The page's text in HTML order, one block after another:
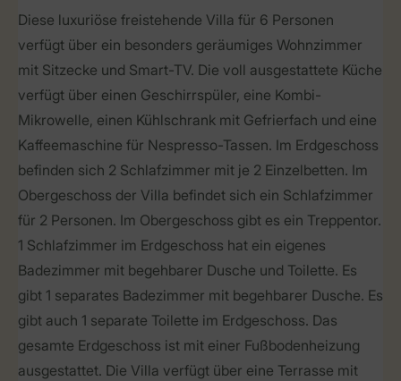
Diese luxuriöse freistehende Villa für 6 Personen
verfügt über ein besonders geräumiges Wohnzimmer
mit Sitzecke und Smart-TV. Die voll ausgestattete Küche
verfügt über einen Geschirrspüler, eine Kombi-
Mikrowelle, einen Kühlschrank mit Gefrierfach und eine
Kaffeemaschine für Nespresso-Tassen. Im Erdgeschoss
befinden sich 2 Schlafzimmer mit je 2 Einzelbetten. Im
Obergeschoss der Villa befindet sich ein Schlafzimmer
für 2 Personen. Im Obergeschoss gibt es ein Treppentor.
1 Schlafzimmer im Erdgeschoss hat ein eigenes
Badezimmer mit begehbarer Dusche und Toilette. Es
gibt 1 separates Badezimmer mit begehbarer Dusche. Es
gibt auch 1 separate Toilette im Erdgeschoss. Das
gesamte Erdgeschoss ist mit einer Fußbodenheizung
ausgestattet. Die Villa verfügt über eine Terrasse mit